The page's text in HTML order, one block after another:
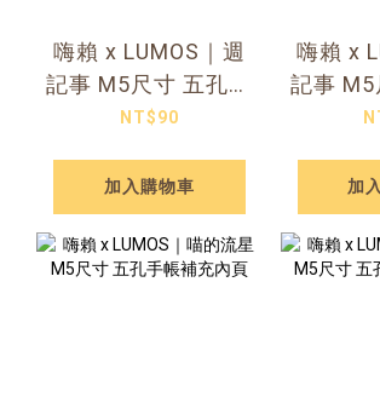
嗨賴 x LUMOS｜週
記事 M5尺寸 五孔手
帳補充內頁
NT$90
加入購物車
嗨賴 x
記事 M5
帳
加